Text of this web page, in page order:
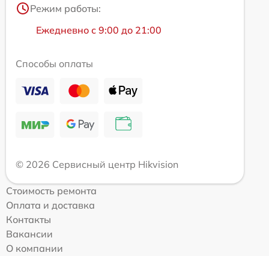
Режим работы:
Ежедневно с 9:00 до 21:00
Способы оплаты
© 2026 Сервисный центр Hikvision
Стоимость ремонта
Оплата и доставка
Контакты
Вакансии
О компании